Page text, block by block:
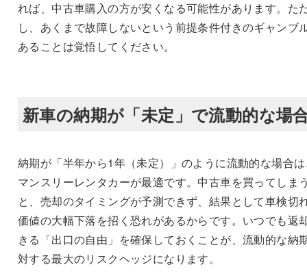
れば、中古車購入の方が安くなる可能性があります。た
し、あくまで故障しないという前提条件付きのギャンブ
あることは覚悟してください。
新車の納期が「未定」で流動的な場
納期が「半年から1年（未定）」のように流動的な場合
マンスリーレンタカーが最適です。中古車を買ってしま
と、売却のタイミングが予測できず、結果として車検切
価値の大幅下落を招く恐れがあるからです。いつでも返
きる「出口の自由」を確保しておくことが、流動的な納
対する最大のリスクヘッジになります。